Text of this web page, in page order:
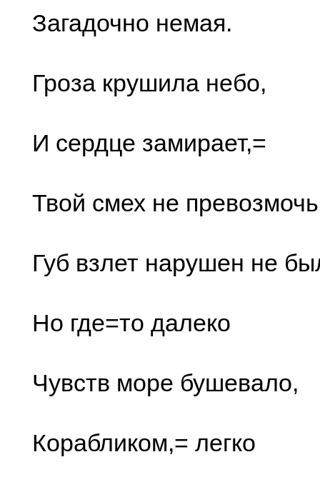
Загадочно немая.
Гроза крушила небо,
И сердце замирает,=
Твой смех не
Губ взлет нарушен не
Но где=то далеко
Чувств море бушевало,
Корабликом,= легко